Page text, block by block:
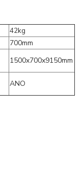
42kg
700mm
1500x700x9150mm
ANO